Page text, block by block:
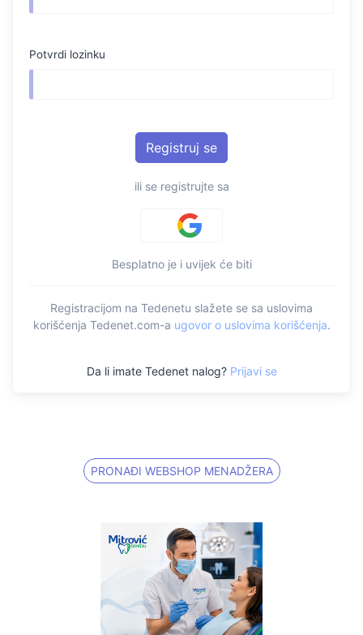
Potvrdi lozinku
ili se registrujte sa
Besplatno je i uvijek će biti
Registracijom na Tedenetu slažete se sa uslovima
korišćenja Tedenet.com-a ugovor o uslovima korišćenja.
Da li imate Tedenet nalog? Prijavi se
PRONAĐI WEBSHOP MENADŽERA